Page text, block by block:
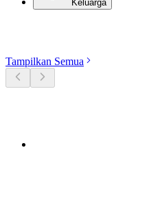
Keluarga
Tampilkan Semua